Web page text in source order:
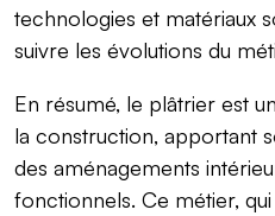
technologies et matériaux
suivre les évolutions du
En résumé, le plâtrier est
la construction, apportant
des aménagements
fonctionnels. Ce métier,